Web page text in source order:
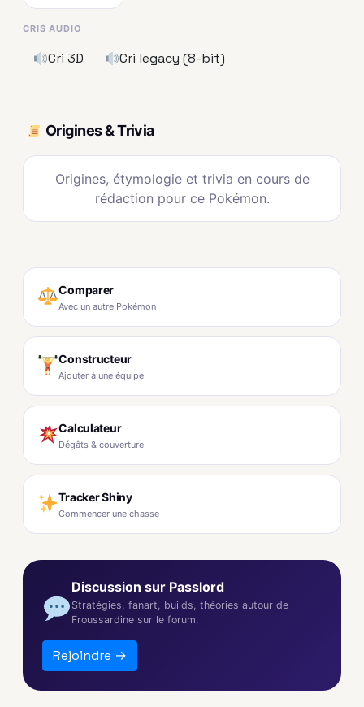
CRIS AUDIO
Cri 3D Cri legacy (8-bit)
Origines & Trivia
Origines, étymologie et trivia en cours de
rédaction pour ce Pokémon.
Comparer
Avec un autre Pokémon
Constructeur
Ajouter à une équipe
Calculateur
Dégâts & couverture
Tracker Shiny
Commencer une chasse
Discussion sur Passlord
Stratégies, fanart, builds, théories autour de
Froussardine sur le forum.
Rejoindre →